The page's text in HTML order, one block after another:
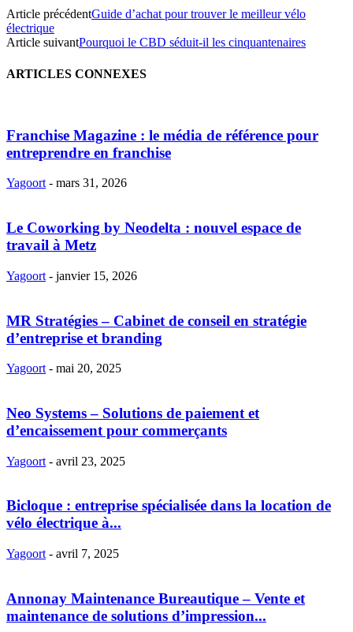
Article précédentGuide d’achat pour trouver le meilleur vélo
électrique
Article suivantPourquoi le CBD séduit-il les cinquantenaires
ARTICLES CONNEXES
Franchise Magazine : le média de référence pour
entreprendre en franchise
Yagoort - mars 31, 2026
Le Coworking by Neodelta : nouvel espace de
travail à Metz
Yagoort - janvier 15, 2026
MR Stratégies – Cabinet de conseil en stratégie
d’entreprise et branding
Yagoort - mai 20, 2025
Neo Systems – Solutions de paiement et
d’encaissement pour commerçants
Yagoort - avril 23, 2025
Bicloque : entreprise spécialisée dans la location de
vélo électrique à...
Yagoort - avril 7, 2025
Annonay Maintenance Bureautique – Vente et
maintenance de solutions d’impression...